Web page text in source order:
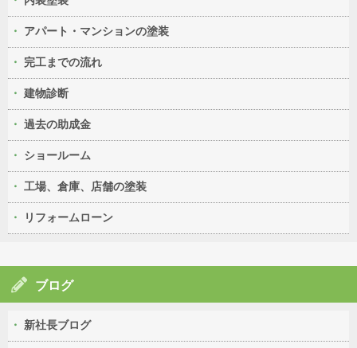
アパート・マンションの塗装
完工までの流れ
建物診断
過去の助成金
ショールーム
工場、倉庫、店舗の塗装
リフォームローン
ブログ
新社長ブログ